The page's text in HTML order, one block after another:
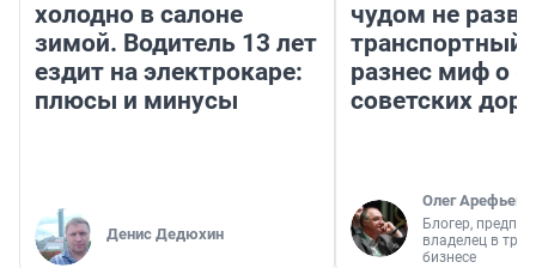
холодно в салоне
зимой. Водитель 13 лет
ездит на электрокаре:
плюсы и минусы
Денис Дедюхин
чудом не
транспортный
разнес миф о
советских
Олег Арефьев
Блогер,
владелец в
бизнесе